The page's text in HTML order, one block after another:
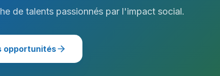
de talents passionnés par l'impact social.
opportunités